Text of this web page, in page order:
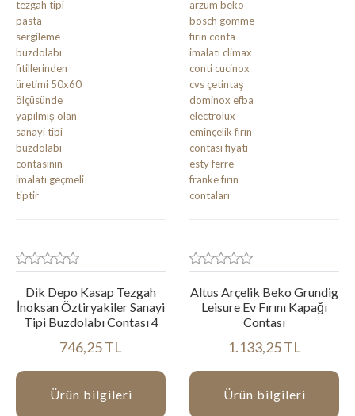
Dik Depo Kasap Tezgah
İnoksan Öztiryakiler Sanayi
Tipi Buzdolabı Contası 4
746,25 TL
Ürün bilgileri
Altus Arçelik Beko Grundig
Leisure Ev Fırını Kapağı
Contası
1.133,25 TL
Ürün bilgileri